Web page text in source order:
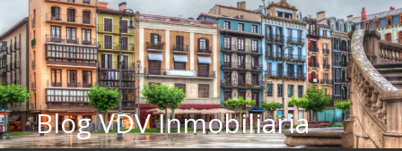
al
contenido
Blog VDV Inmobiliaria